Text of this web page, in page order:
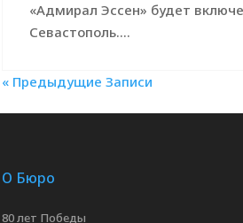
«Адмирал Эссен» будет
Севастополь....
« Предыдущие Записи
О Бюро
80 лет Победы